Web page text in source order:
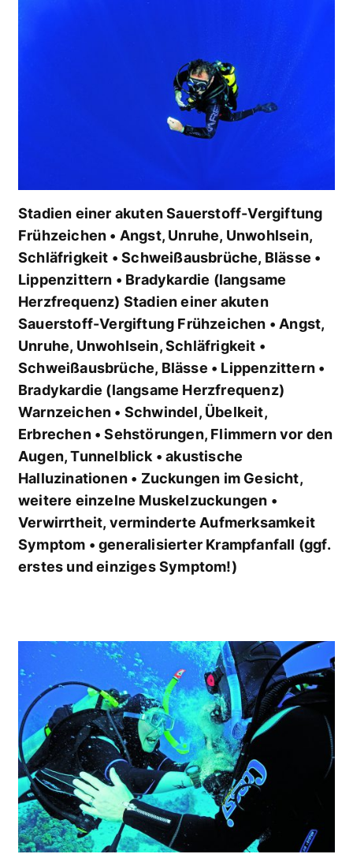
Stadien einer akuten Sauerstoff-Vergiftung
Frühzeichen • Angst, Unruhe, Unwohlsein,
Schläfrigkeit • Schweißausbrüche, Blässe •
Lippenzittern • Bradykardie (langsame
Herzfrequenz) Stadien einer akuten
Sauerstoff-Vergiftung Frühzeichen • Angst,
Unruhe, Unwohlsein, Schläfrigkeit •
Schweißausbrüche, Blässe • Lippenzittern •
Bradykardie (langsame Herzfrequenz)
Warnzeichen • Schwindel, Übelkeit,
Erbrechen • Sehstörungen, Flimmern vor den
Augen, Tunnelblick • akustische
Halluzinationen • Zuckungen im Gesicht,
weitere einzelne Muskelzuckungen •
Verwirrtheit, verminderte Aufmerksamkeit
Symptom • generalisierter Krampfanfall (ggf.
erstes und einziges Symptom!)